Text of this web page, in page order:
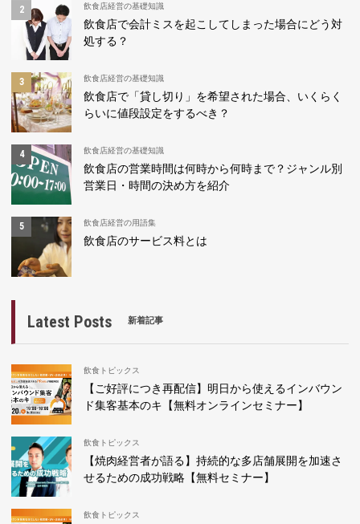
飲食店経営の基礎知識
飲食店で会計ミスを起こしてしまった場合にどう対
処する？
飲食店経営の基礎知識
飲食店で「貸し切り」を希望された場合、いくらく
らいに値段設定をするべき？
飲食店経営の基礎知識
飲食店の営業時間は何時から何時まで？ジャンル別
営業日・時間の決め方を紹介
飲食店経営の用語集
飲食店のサービス料とは
Latest Posts 新着記事
飲食トピックス
【ご好評につき再配信】明日から使えるインバウン
ド集客基本のキ【無料オンラインセミナー】
飲食トピックス
【焼肉経営者が語る】持続的な多店舗展開を加速さ
せるための成功戦略【無料セミナー】
飲食トピックス